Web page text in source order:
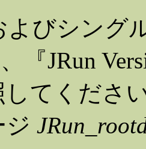
よびシング
『JRun
してくださ